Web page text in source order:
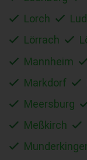
Lorch
Lörrach
Mannheim
Markdorf
Meersburg
Meßkirch